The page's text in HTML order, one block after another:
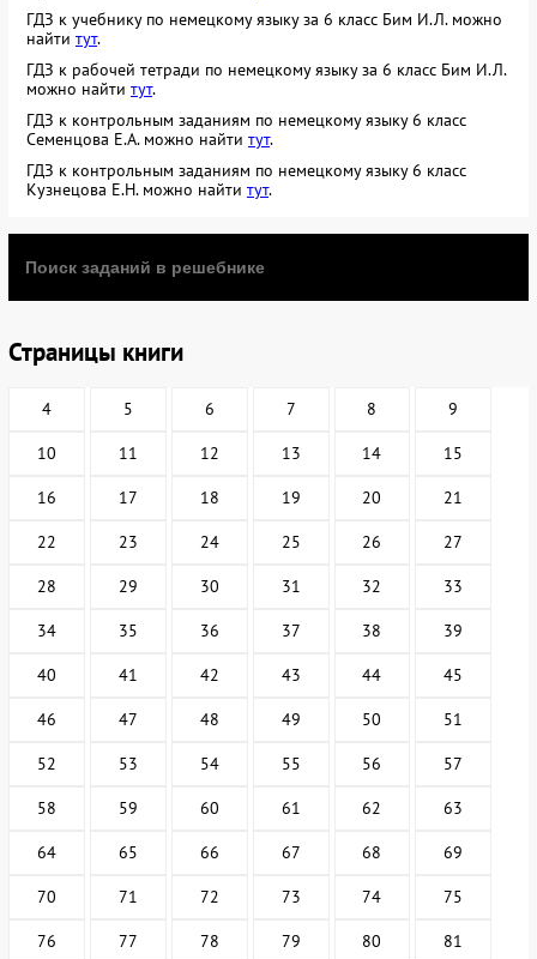
ГДЗ к учебнику по немецкому языку за 6 класс Бим И.Л. можно
найти тут.
ГДЗ к рабочей тетради по немецкому языку за 6 класс Бим И.Л.
можно найти тут.
ГДЗ к контрольным заданиям по немецкому языку 6 класс
Семенцова Е.А. можно найти тут.
ГДЗ к контрольным заданиям по немецкому языку 6 класс
Кузнецова Е.Н. можно найти тут.
Страницы книги
4 5 6 7 8 9
10 11 12 13 14 15
16 17 18 19 20 21
22 23 24 25 26 27
28 29 30 31 32 33
34 35 36 37 38 39
40 41 42 43 44 45
46 47 48 49 50 51
52 53 54 55 56 57
58 59 60 61 62 63
64 65 66 67 68 69
70 71 72 73 74 75
76 77 78 79 80 81